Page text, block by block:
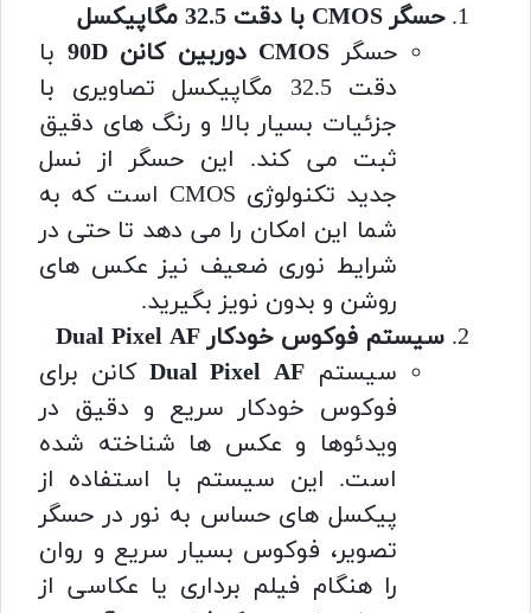
حسگر CMOS با دقت 32.5 مگاپیکسل
حسگر CMOS دوربین کانن 90D
با
دقت 32.5 مگاپیکسل تصاویری با
جزئیات بسیار بالا و رنگ های دقیق
ثبت می کند. این حسگر از نسل
جدید تکنولوژی CMOS است که به
شما این امکان را می دهد تا حتی در
شرایط نوری ضعیف نیز عکس های
روشن و بدون نویز بگیرید.
سیستم فوکوس خودکار Dual Pixel AF
سیستم Dual Pixel AF کانن برای
فوکوس خودکار سریع و دقیق در
ویدئوها و عکس ها شناخته شده
است. این سیستم با استفاده از
پیکسل های حساس به نور در حسگر
تصویر، فوکوس بسیار سریع و روان
را هنگام فیلم برداری یا عکاسی از